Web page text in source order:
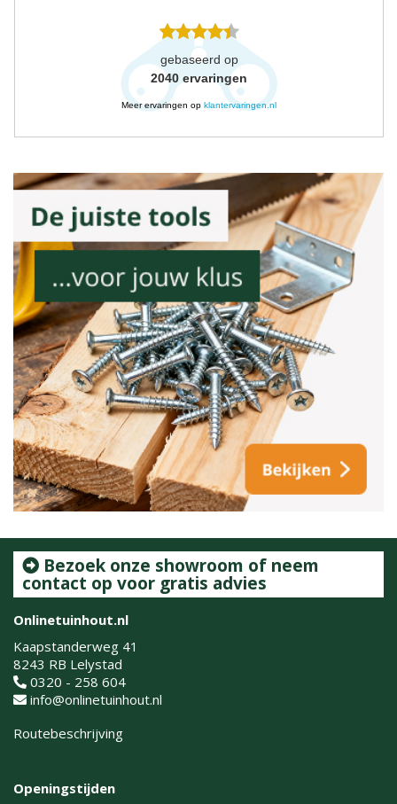
gebaseerd op
2040 ervaringen
Meer ervaringen op klantervaringen.nl
Bezoek onze showroom of neem
contact op voor gratis advies
Onlinetuinhout.nl
Kaapstanderweg 41
8243 RB Lelystad
0320 - 258 604
info@onlinetuinhout.nl
Routebeschrijving
Openingstijden